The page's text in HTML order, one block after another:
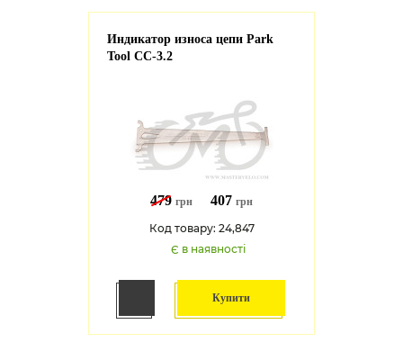
Индикатор износа цепи Park
Tool CC-3.2
479 грн 407 грн
Код товару: 24,847
Є в наявності
Купити